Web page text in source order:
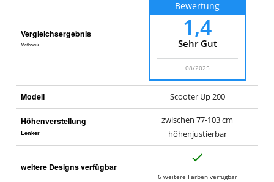
Vergleichsergebnis
Methodik
Bewertung
1,4
Sehr Gut
08/2025
Modell Scooter Up 200
Höhenverstellung
Lenker
zwischen 77-103 cm
höhenjustierbar
weitere Designs verfügbar
6 weitere Farben verfügbar